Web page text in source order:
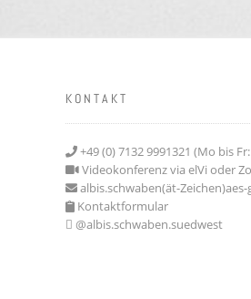
KONTAKT
+49 (0) 7132 9991321 (Mo bis
Videokonferenz via elVi oder
albis.schwaben(ät-
Kontaktformular
@albis.schwaben.suedwest